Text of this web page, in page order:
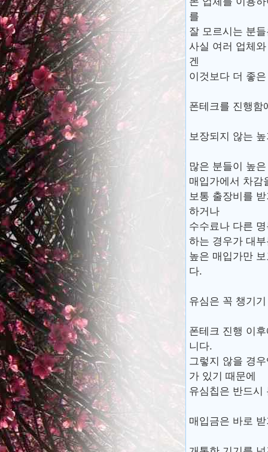
를
잘 모르시는 분
사실 여러 업체
겐
이것보다 더 좋
폰테크를 진행함
보장되지 않는
많은 분들이 높
매입가에서 차감
보통 출장비를
하거나
수수료나 다른
하는 경우가 대
높은 매입가만
다.
유심은 꼭 챙기기
폰테크 진행 이
니다.
그렇지 않을 경
가 있기 때문에
유심칩은 반드시
매입금은 바로